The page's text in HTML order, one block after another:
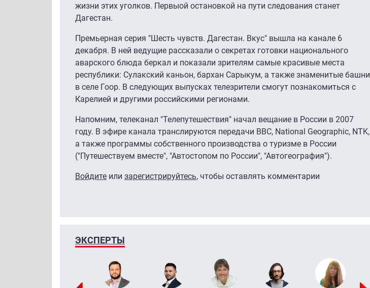
жизни этих уголков. Первыой остановкой на пути следования станет
Дагестан.
Премьерная серия "Шесть чувств. Дагестан. Вкус" вышла на канале 6
декабря. В ней ведущие рассказали о секретах готовки национального
аварского блюда беркал и показали зрителям самые красивые места
республики: Сулакский каньон, бархан Сарыкум, а также знаменитые башни
в селе Гоор. В следующих выпусках телезрители смогут познакомиться с
Карелией и другими российскими регионами.
Напомним, телеканал "Телепутешествия" начал вещание в России в 2007
году. В эфире канала транслируются передачи BBC, National Geographic, NTK,
а также программы собственного производства о туризме в России
("Путешествуем вместе", "Автостопом по России", "Автогеография").
Войдите или зарегистрируйтесь, чтобы оставлять комментарии
ЭКСПЕРТЫ